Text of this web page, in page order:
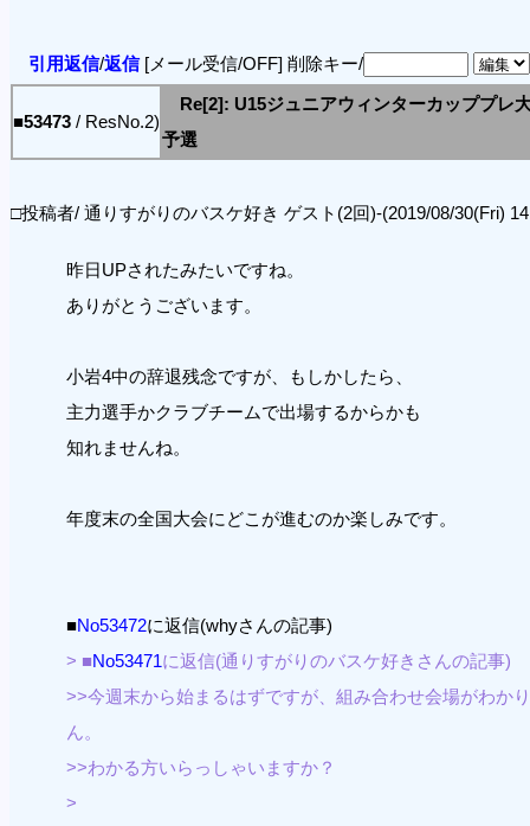
引用返信/返信[メール受信/OFF] 削除キー/
■53473 / ResNo.2)
Re[2]: U15ジュニアウィンターカッププレ
予選
□投稿者/ 通りすがりのバスケ好き ゲスト(2回)-(2019/08/30(Fri)
昨日UPされたみたいですね。
ありがとうございます。
小岩4中の辞退残念ですが、もしかしたら、
主力選手かクラブチームで出場するからかも
知れませんね。
年度末の全国大会にどこが進むのか楽しみです。
■No53472に返信(whyさんの記事)
> ■No53471に返信(通りすがりのバスケ好きさんの記事)
>>今週末から始まるはずですが、組み合わせ会場がわか
ん。
>>わかる方いらっしゃいますか？
>